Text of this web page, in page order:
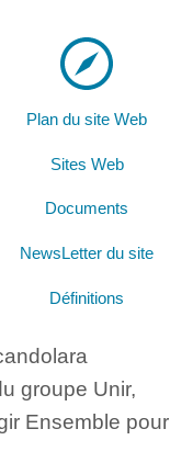
Plan du site Web
Sites Web
Documents
NewsLetter du site
Définitions
groupe Unir,
Ensemble pour